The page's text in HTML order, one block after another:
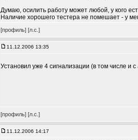
Думаю, осилить работу может любой, у кого
Наличие хорошего тестера не помешает - у
[профиль] [л.с.]
11.12.2006 13:35
Установил уже 4 сигнализации (в том числе и
[профиль] [л.с.]
11.12.2006 14:17